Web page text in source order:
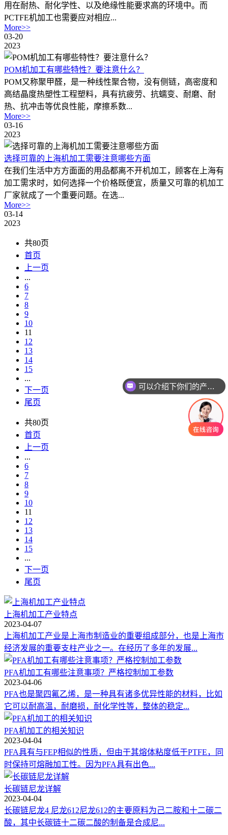
用在耐热、耐化学性、以及绝缘性能要求高的环境中。而
PCTFE机加工也需要应对相应...
More>>
03-20
2023
POM机加工有哪些特性？要注意什么？
POM又称聚甲醛，是一种线性聚合物，没有侧链，高密度和
高结晶度热塑性工程塑料，具有抗疲劳、抗蠕变、耐磨、耐
热、抗冲击等优良性能，摩擦系数...
More>>
03-16
2023
选择可靠的上海机加工需要注意哪些方面
在我们生活中方方面面的用品都离不开机加工，顾客在上海有
加工需求时，如何选择一个价格既便宜，质量又可靠的机加工
厂家就成了一个重要问题。在选...
More>>
03-14
2023
共80页
首页
上一页
...
6
7
8
9
10
11
12
13
14
15
...
下一页
尾页
共80页
首页
上一页
...
6
7
8
9
10
11
12
13
14
15
...
下一页
尾页
上海机加工产业特点
2023-04-07
上海机加工产业是上海市制造业的重要组成部分，也是上海市
经济发展的重要支柱产业之一。在经历了多年的发展...
PFA机加工有哪些注意事项？严格控制加工参数
2023-04-06
PFA也是聚四氟乙烯，是一种具有诸多优异性能的材料，比如
它可以耐高温，耐磨损，耐化学性等，整体的稳定...
PFA机加工‍的相关知识
2023-04-04
PFA具有与FEP相似的性质，但由于其熔体粘度低于PTFE，同
时保持可熔融加工性。因为PFA具有出色...
长碳链尼龙详解
2023-04-04
长碳链尼龙4 尼龙612尼龙612的主要原料为己二胺和十二碳二
酸，其中长碳链十二碳二酸的制备是合成尼...